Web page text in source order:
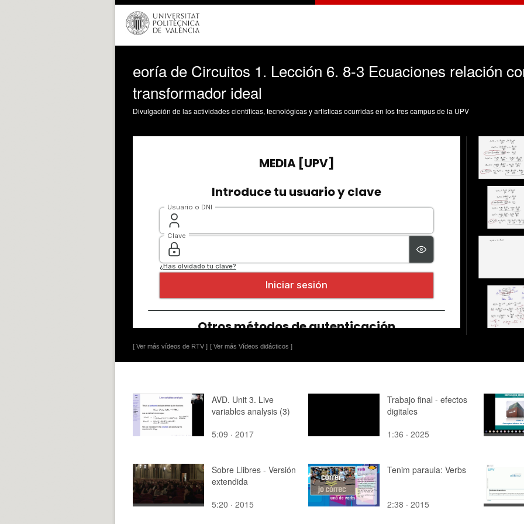
eoría de Circuitos 1. Lección 6. 8-3 Ecuaciones relación
transformador ideal
Divulgación de las actividades científicas, tecnológicas y artísticas ocurridas en los tres campus de la UPV
[ Ver más vídeos de RTV ] [ Ver más Vídeos didácticos ]
AVD. Unit 3. Live
variables analysis (3)
5:09 · 2017
Trabajo final - efectos
digitales
1:36 · 2025
Sobre Llibres - Versión
extendida
5:20 · 2015
Tenim paraula: Verbs
2:38 · 2015